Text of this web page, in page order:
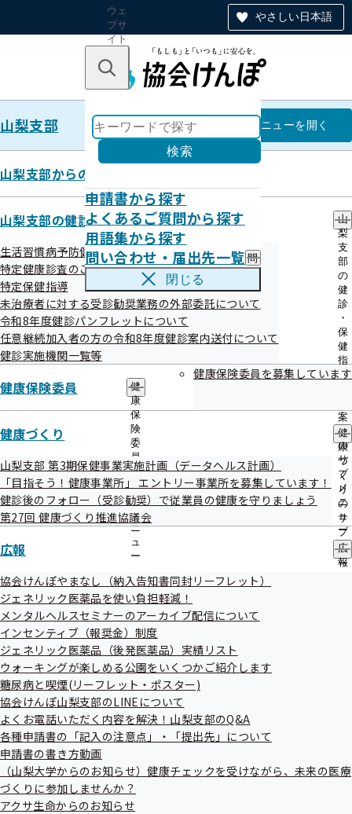
やさしい日本語
ウェ
ブサ
イト
のナ
ン
キーワードで探す
検索
申請書から探す
よくあるご質問から探す
用語集から探す
問い合わせ・届出先一覧 問
い
わ
届
先
の
ニ
ュ
ー
閉じる
山梨支部 山梨支部
メニューを開く
山梨支部からのお知らせ
山梨支部の健診・保健指導のご案内
山
梨
支
部
の
健
診
・
保
健
指
導
案
内
の
サ
ブ
メ
ニ
ュ
ー
生活習慣病予防健診
特定健康診査のご案内（ご家族）
特定保健指導
未治療者に対する受診勧奨業務の外部委託について
令和8年度健診パンフレットについて
任意継続加入者の方の令和8年度健診案内送付について
健診実施機関一覧等
健康保険委員
健
康
保
険
委
員
の
サ
ブ
メ
ニ
ュ
ー
健康保険委員を募集しています
健康づくり
健
康
づ
く
り
の
サ
ブ
メ
ニ
山梨支部 第3期保健事業実施計画（データヘルス計画）
「目指そう！健康事業所」 エントリー事業所を募集しています！
健診後のフォロー（受診勧奨）で従業員の健康を守りましょう
第27回 健康づくり推進協議会
広報
広
報
協会けんぽやまなし（納入告知書同封リーフレット）
ジェネリック医薬品を使い負担軽減！
メンタルヘルスセミナーのアーカイブ配信について
インセンティブ（報奨金）制度
ジェネリック医薬品（後発医薬品）実績リスト
ウォーキングが楽しめる公園をいくつかご紹介します
糖尿病と喫煙(リーフレット・ポスター)
協会けんぽ山梨支部のLINEについて
よくお電話いただく内容を解決！山梨支部のQ&A
各種申請書の「記入の注意点」・「提出先」について
申請書の書き方動画
（山梨大学からのお知らせ）健康チェックを受けながら、未来の医療
づくりに参加しませんか？
アクサ生命からのお知らせ
健診実施機関一覧等
生活習慣病予防健診実施機関一覧 （ご本人さ
ま）
令和08年度 特定健診実施機関一覧（ご家族さ
ま）
特定保健指導実施機関一覧（ご家族さま）
令和8年度人間ドック健診実施機関一覧
山梨支部の健診・保健指導のご案内
生活習慣病予防健診
特定健康診査のご案内（ご家族）